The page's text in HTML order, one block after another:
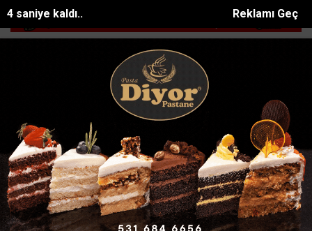
Reklamı Geç
3 saniye kaldı..
Manavgat Belediyesinden yaylalara kütüphane d...
Denizli Haberleri
Denizlide hafta sonu atletizm rüzgarı
esecek